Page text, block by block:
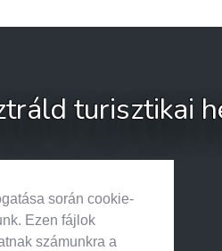
során cookie-
Ezen fájlok
számunkra a
turisztikai